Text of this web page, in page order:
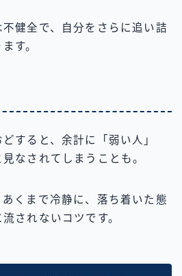
健全で、自分をさらに追い詰
す。
すると、余計に「弱い人」
なされてしまうことも。
くまで冷静に、落ち着いた態
されないコツです。